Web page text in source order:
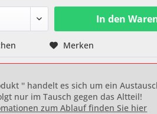
In den
Merken
'' handelt es sich um ein
nur im Tausch gegen das Altteil!
zum Ablauf finden Sie hier